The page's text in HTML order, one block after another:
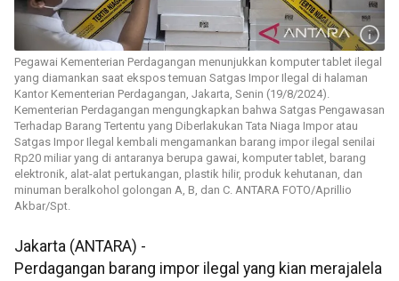
Pegawai Kementerian Perdagangan menunjukkan komputer tablet ilegal
yang diamankan saat ekspos temuan Satgas Impor Ilegal di halaman
Kantor Kementerian Perdagangan, Jakarta, Senin (19/8/2024).
Kementerian Perdagangan mengungkapkan bahwa Satgas Pengawasan
Terhadap Barang Tertentu yang Diberlakukan Tata Niaga Impor atau
Satgas Impor Ilegal kembali mengamankan barang impor ilegal senilai
Rp20 miliar yang di antaranya berupa gawai, komputer tablet, barang
elektronik, alat-alat pertukangan, plastik hilir, produk kehutanan, dan
minuman beralkohol golongan A, B, dan C. ANTARA FOTO/Aprillio
Akbar/Spt.
Jakarta (ANTARA) -
Perdagangan barang impor ilegal yang kian merajalela